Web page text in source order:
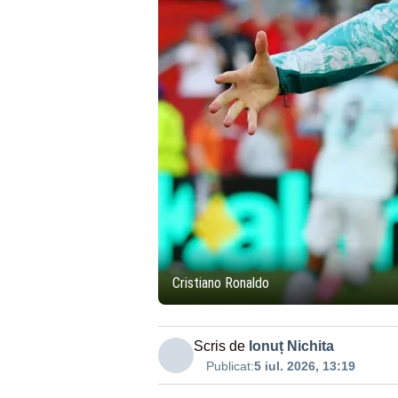
Cristiano Ronaldo
Scris de Ionuț Nichita
Publicat:5 iul. 2026, 13:19